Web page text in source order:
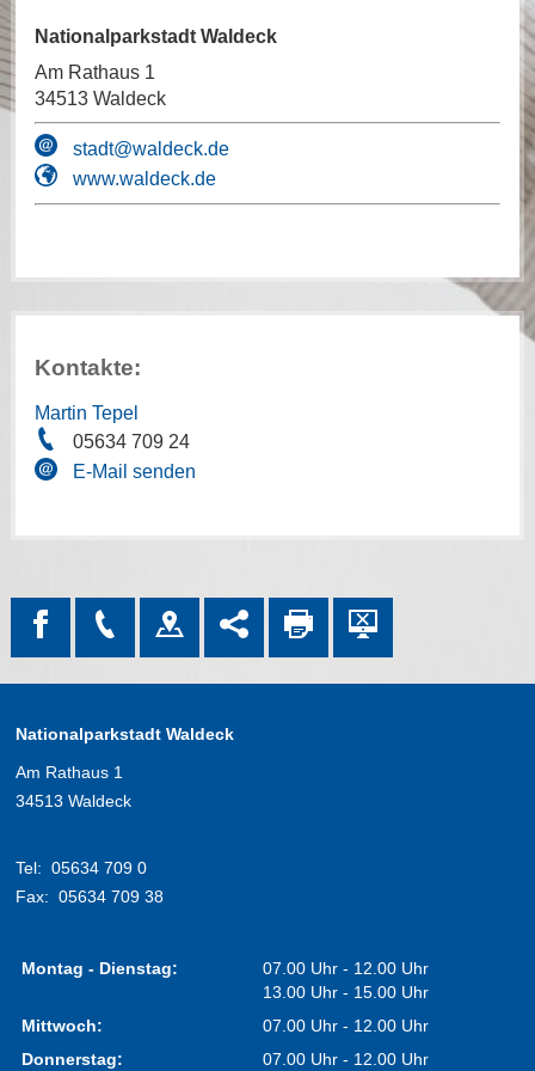
Nationalparkstadt Waldeck
Am Rathaus 1
34513 Waldeck
stadt@waldeck.de
www.waldeck.de
Kontakte:
Martin Tepel
05634 709 24
E-Mail senden
Nationalparkstadt Waldeck
Am Rathaus 1
34513 Waldeck
Tel: 05634 709 0
Fax: 05634 709 38
Montag - Dienstag:
07.00 Uhr - 12.00 Uhr
13.00 Uhr - 15.00 Uhr
Mittwoch:
07.00 Uhr - 12.00 Uhr
Donnerstag:
07.00 Uhr - 12.00 Uhr